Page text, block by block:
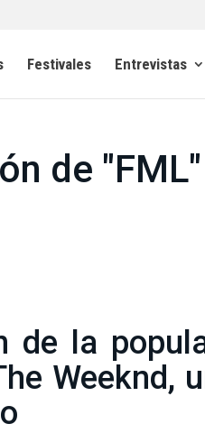
Festivales Entrevistas
de "FML"
de la
Weeknd,